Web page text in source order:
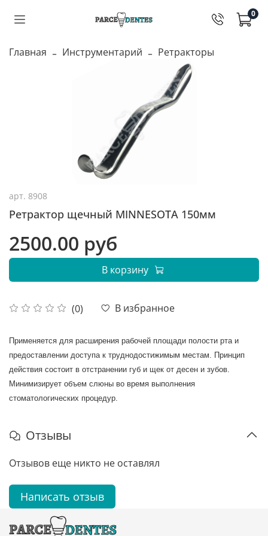
0
Главная Инструментарий Ретракторы
арт. 8908
Ретрактор щечный MINNESOTA 150мм
(0) В избранное
2500.00 руб
В корзину
Применяется для расширения рабочей площади полости рта и
предоставлении доступа к труднодостижимым местам. Принцип
действия состоит в отстранении губ и щек от десен и зубов.
Минимизирует объем слюны во время выполнения
стоматологических процедур.
Отзывы
Отзывов еще никто не оставлял
Написать отзыв